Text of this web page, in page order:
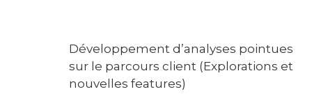
Développement d’analyses pointues
sur le parcours client (Explorations et
nouvelles features)